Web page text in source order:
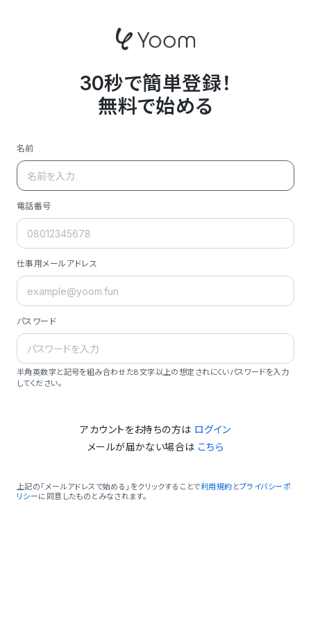
30秒で簡単登録！
無料で始める
名前
電話番号
仕事用メールアドレス
パスワード
半角英数字と記号を組み合わせた8文字以上の想定されにくいパスワードを入力
してください。
アカウントをお持ちの方は ログイン
メールが届かない場合は こちら
上記の「メールアドレスで始める」をクリックすることで利用規約 とプライバシーポ
リシーに同意したものとみなされます。